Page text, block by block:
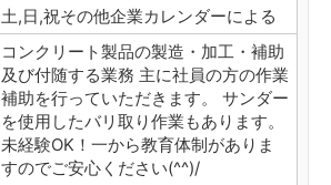
土,日,祝その他企業カレンダーによる
コンクリート製品の製造・加工・補助
及び付随する業務 主に社員の方の作業
補助を行っていただきます。 サンダー
を使用したバリ取り作業もあります。
未経験OK！一から教育体制がありま
すのでご安心ください(^^)/